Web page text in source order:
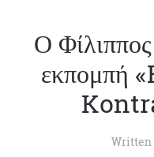
Ο
εκπομπή
Written